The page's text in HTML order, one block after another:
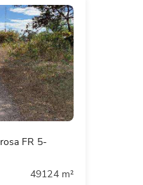
FR 5-
49124 m²